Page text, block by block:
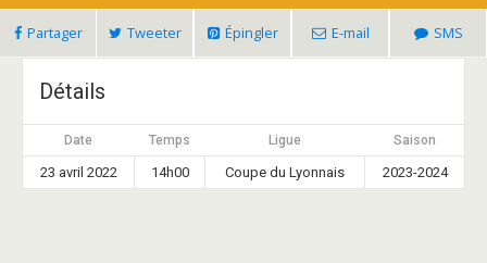
Partager Tweeter Épingler E-mail SMS
Détails
Date Temps Ligue Saison
23 avril 2022 14h00 Coupe du Lyonnais 2023-2024